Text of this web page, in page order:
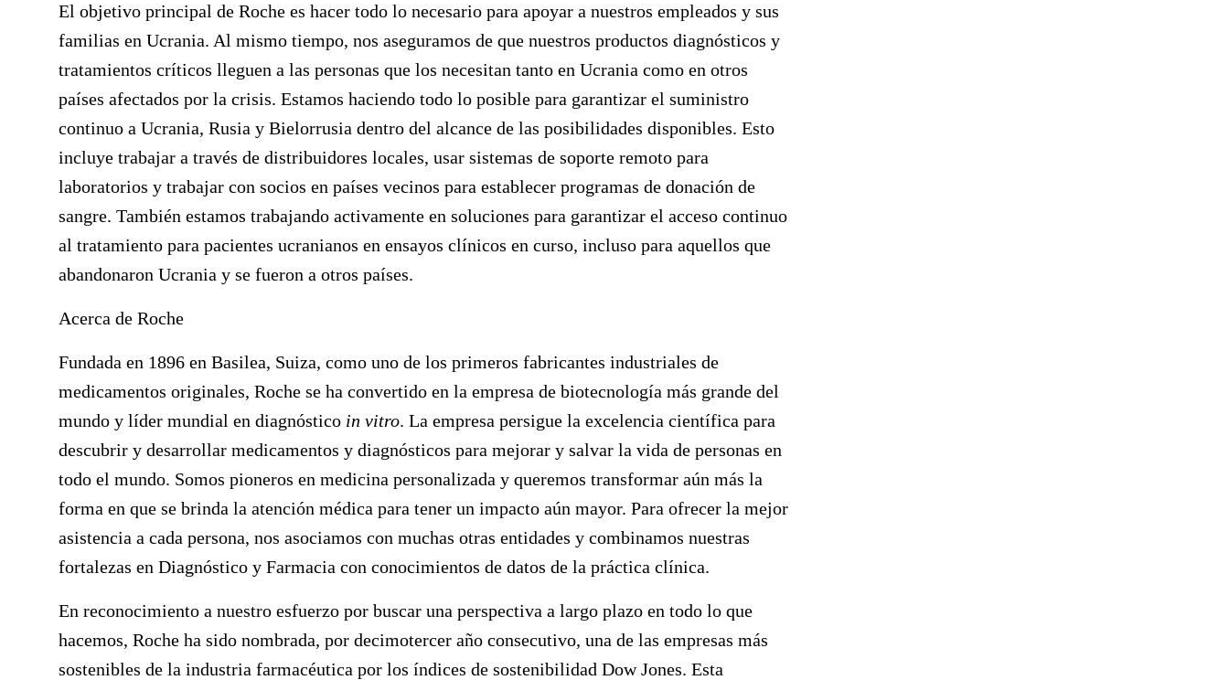
El objetivo principal de Roche es hacer todo lo necesario para apoyar a nuestros empleados y sus
familias en Ucrania. Al mismo tiempo, nos aseguramos de que nuestros productos diagnósticos y
tratamientos críticos lleguen a las personas que los necesitan tanto en Ucrania como en otros
países afectados por la crisis. Estamos haciendo todo lo posible para garantizar el suministro
continuo a Ucrania, Rusia y Bielorrusia dentro del alcance de las posibilidades disponibles. Esto
incluye trabajar a través de distribuidores locales, usar sistemas de soporte remoto para
laboratorios y trabajar con socios en países vecinos para establecer programas de donación de
sangre. También estamos trabajando activamente en soluciones para garantizar el acceso continuo
al tratamiento para pacientes ucranianos en ensayos clínicos en curso, incluso para aquellos que
abandonaron Ucrania y se fueron a otros países.
Acerca de Roche
Fundada en 1896 en Basilea, Suiza, como uno de los primeros fabricantes industriales de
medicamentos originales, Roche se ha convertido en la empresa de biotecnología más grande del
mundo y líder mundial en diagnóstico in vitro. La empresa persigue la excelencia científica para
descubrir y desarrollar medicamentos y diagnósticos para mejorar y salvar la vida de personas en
todo el mundo. Somos pioneros en medicina personalizada y queremos transformar aún más la
forma en que se brinda la atención médica para tener un impacto aún mayor. Para ofrecer la mejor
asistencia a cada persona, nos asociamos con muchas otras entidades y combinamos nuestras
fortalezas en Diagnóstico y Farmacia con conocimientos de datos de la práctica clínica.
En reconocimiento a nuestro esfuerzo por buscar una perspectiva a largo plazo en todo lo que
hacemos, Roche ha sido nombrada, por decimotercer año consecutivo, una de las empresas más
sostenibles de la industria farmacéutica por los índices de sostenibilidad Dow Jones. Esta